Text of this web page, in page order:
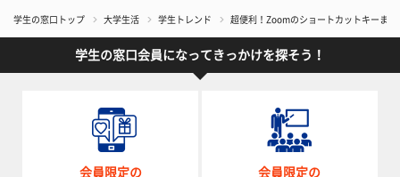
学生の窓口トップ 大学生活 学生トレンド 超便利！Zoomのショートカットキーま
学生の窓口会員になってきっかけを探そう！
会員限定の
会員限定の